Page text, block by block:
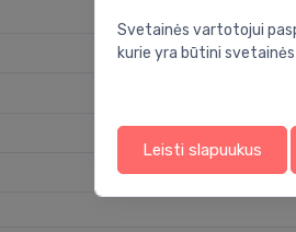
Svetainės vartotojui
kurie yra būtini
Leisti slapuukus